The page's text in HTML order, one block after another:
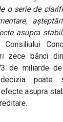
o serie de
asupra
Consiliului
zece bănci
de miliarde
decizia poate
asupra